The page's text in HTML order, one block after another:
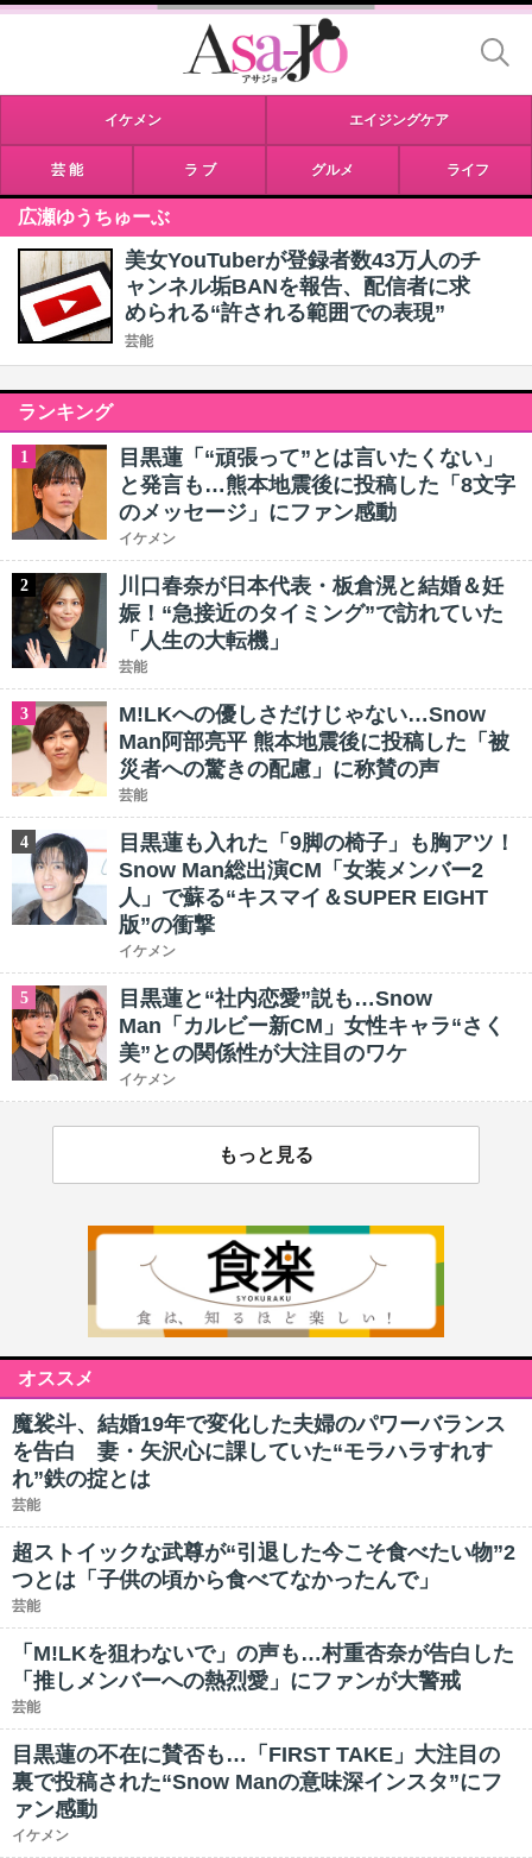
イケメン エイジングケア
芸 能 ラ ブ グルメ ライフ
広瀬ゆうちゅーぶ
美女YouTuberが登録者数43万人のチ
ャンネル垢BANを報告、配信者に求
められる“許される範囲での表現”
芸能
ランキング
1
目黒蓮「“頑張って”とは言いたくない」
と発言も…熊本地震後に投稿した「8文字
のメッセージ」にファン感動
イケメン
2
川口春奈が日本代表・板倉滉と結婚＆妊
娠！“急接近のタイミング”で訪れていた
「人生の大転機」
芸能
3
M!LKへの優しさだけじゃない…Snow
Man阿部亮平 熊本地震後に投稿した「被
災者への驚きの配慮」に称賛の声
芸能
4
目黒蓮も入れた「9脚の椅子」も胸アツ！
Snow Man総出演CM「女装メンバー2
人」で蘇る“キスマイ＆SUPER EIGHT
版”の衝撃
イケメン
5
目黒蓮と“社内恋愛”説も…Snow
Man「カルビー新CM」女性キャラ“さく
美”との関係性が大注目のワケ
イケメン
もっと見る
オススメ
魔裟斗、結婚19年で変化した夫婦のパワーバランス
を告白 妻・矢沢心に課していた“モラハラすれす
れ”鉄の掟とは
芸能
超ストイックな武尊が“引退した今こそ食べたい物”2
つとは「子供の頃から食べてなかったんで」
芸能
「M!LKを狙わないで」の声も…村重杏奈が告白した
「推しメンバーへの熱烈愛」にファンが大警戒
芸能
目黒蓮の不在に賛否も…「FIRST TAKE」大注目の
裏で投稿された“Snow Manの意味深インスタ”にフ
ァン感動
イケメン